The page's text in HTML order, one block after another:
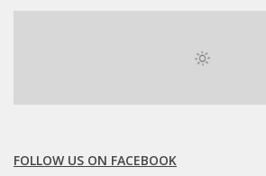
FOLLOW US ON FACEBOOK